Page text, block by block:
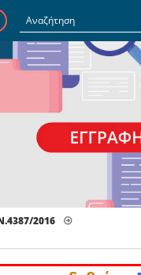
E-Mail
Κωδικός
Να με θυμάσαι
2016